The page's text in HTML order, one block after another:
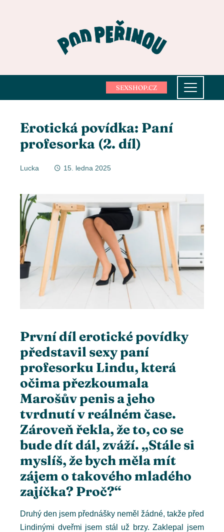
SEXSHOP.CZ
Erotická povídka: Paní
profesorka (2. díl)
Lucka 15. ledna 2025
První díl erotické povídky
představil sexy paní
profesorku Lindu, která
očima přezkoumala
Marošův penis a jeho
tvrdnutí v reálném čase.
Zároveň řekla, že to, co se
bude dít dál, zváží. „Stále si
myslíš, že bych měla mít
zájem o takového mladého
zajíčka? Proč?“
Druhý den jsem přednášky neměl žádné, takže před
Lindinými dveřmi jsem stál už brzy. Zaklepal jsem